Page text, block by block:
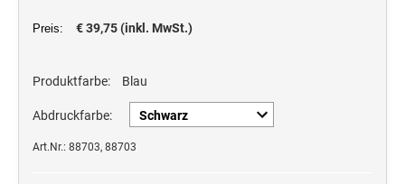
SONSTIGE CLASSIC LINE HANDSTEMPEL
trodat edy® Motivationsstempel
Trodat Office Professional 4.0 DEUTSCH
Textplatten für Trodat Printy
Textplatten für Professional Line Textstempel
Textplatten für Trodat Printy Line Datumstempel
Preis: € 39,75 (inkl. MwSt.)
Produktfarbe: Blau
Abdruckfarbe:
Art.Nr.: 88703, 88703